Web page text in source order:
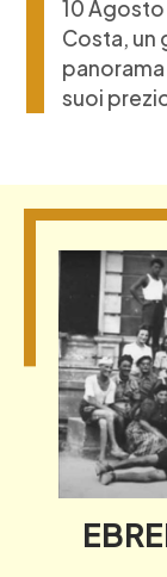
10
Costa, un
suoi